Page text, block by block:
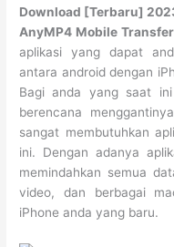
Download [Terbaru]
AnyMP4 Mobile
aplikasi yang dapat
antara android dengan
Bagi anda yang saat
berencana
sangat membutuhkan
ini. Dengan adanya
memindahkan semua
video, dan berbagai
iPhone anda yang baru.